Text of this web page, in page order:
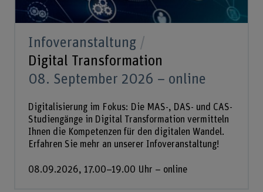
Infoveranstaltung
Digital Transformation
08. September 2026 – online
Digitalisierung im Fokus: Die MAS-, DAS- und CAS-
Studiengänge in Digital Transformation vermitteln
Ihnen die Kompetenzen für den digitalen Wandel.
Erfahren Sie mehr an unserer Infoveranstaltung!
08.09.2026, 17.00–19.00 Uhr – online